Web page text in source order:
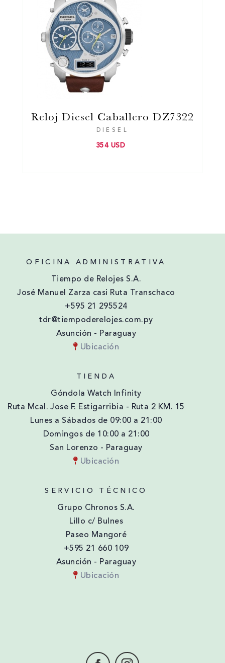
Reloj Diesel Caballero DZ7322
DIESEL
354 USD
OFICINA ADMINISTRATIVA
Tiempo de Relojes S.A.
José Manuel Zarza casi Ruta Transchaco
+595 21 295524
tdr@tiempoderelojes.com.py
Asunción - Paraguay
Ubicación
TIENDA
Góndola Watch Infinity
Ruta Mcal. Jose F. Estigarribia - Ruta 2 KM. 15
Lunes a Sábados de 09:00 a 21:00
Domingos de 10:00 a 21:00
San Lorenzo - Paraguay
Ubicación
SERVICIO TÉCNICO
Grupo Chronos S.A.
Lillo c/ Bulnes
Paseo Mangoré
+595 21 660 109
Asunción - Paraguay
Ubicación